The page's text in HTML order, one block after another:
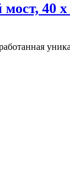
40 х